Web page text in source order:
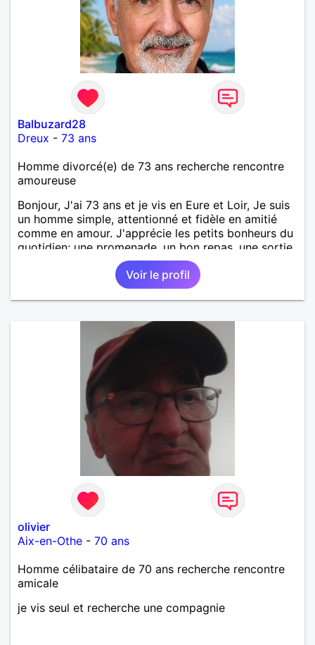
Balbuzard28
Dreux - 73 ans
Homme divorcé(e) de 73 ans recherche rencontre
amoureuse
Bonjour, J'ai 73 ans et je vis en Eure et Loir, Je suis
un homme simple, attentionné et fidèle en amitié
comme en amour. J'apprécie les petits bonheurs du
quotidien; une promenade, un bon repas, une sortie,
une discision agréable ou un moment de détente à
deux. Je souhaite rencontrer une femme douce,
honnête et bienveillante, avec qui partager des
moments de complicité, de rire et de confiance. Je
une belle amitié et qu'il n'est jamais trop tard pour
écrire une nouvelle histoire. Si vous aimez les
échanges sincères, les valeurs de respect et de
simplicité, nous pourrions faire connaissance autour
d'un café suivi d'une balade, sans précipitation et
laisser le temps faire le reste. Au plaisir de vous lire.
Voir le profil
olivier
Aix-en-Othe - 70 ans
Homme célibataire de 70 ans recherche rencontre
amicale
je vis seul et recherche une compagnie